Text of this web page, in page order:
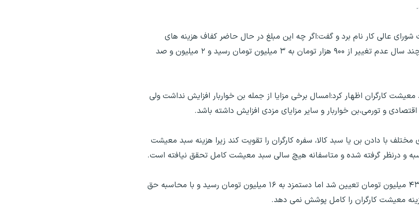
عالی کار نام برد و گفت:اگر چه این مبلغ در حال حاضر کفاف هزینه های
مسکن و اجاره بهای کارگران را نمی دهد ولی همین که بعد از چند سال عدم تغییر از ۹۰۰ هزار تومان به ۳ میلیون تومان رسید و ۲ میلیون و صد
کارگران اظهار کرد:امسال برخی مزایا از جمله بن خواربار افزایش نداشت ولی
و تورمی،بن خواربار و سایر مزایای مزدی افزایش داشته باشد.
با دادن بن یا سبد کالا، سفره کارگران را تقویت کند زیرا هزینه سبد معیشت
وی تاکید کرد: امسال با وجود آنکه رقم سبد معیشت کارگران، ۴۳ میلیون تومان تعیین شد اما دستمزد به ۱۶ میلیون تومان رسید و با محاسبه حق